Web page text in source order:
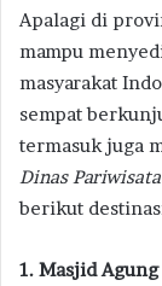
Apalagi di
mampu
masyarakat
sempat
termasuk juga
Dinas
berikut
1. Masjid